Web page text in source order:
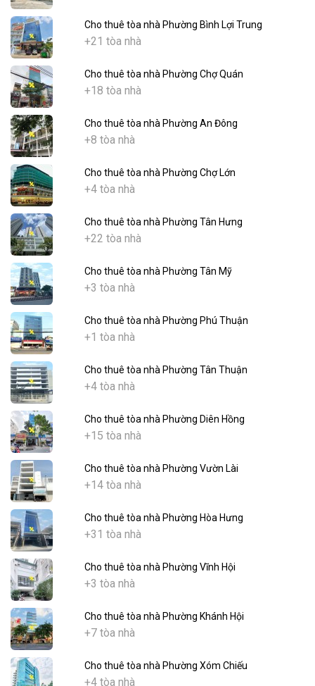
Cho thuê tòa nhà Phường Bình Lợi Trung
+21 tòa nhà
Cho thuê tòa nhà Phường Chợ Quán
+18 tòa nhà
Cho thuê tòa nhà Phường An Đông
+8 tòa nhà
Cho thuê tòa nhà Phường Chợ Lớn
+4 tòa nhà
Cho thuê tòa nhà Phường Tân Hưng
+22 tòa nhà
Cho thuê tòa nhà Phường Tân Mỹ
+3 tòa nhà
Cho thuê tòa nhà Phường Phú Thuận
+1 tòa nhà
Cho thuê tòa nhà Phường Tân Thuận
+4 tòa nhà
Cho thuê tòa nhà Phường Diên Hồng
+15 tòa nhà
Cho thuê tòa nhà Phường Vườn Lài
+14 tòa nhà
Cho thuê tòa nhà Phường Hòa Hưng
+31 tòa nhà
Cho thuê tòa nhà Phường Vĩnh Hội
+3 tòa nhà
Cho thuê tòa nhà Phường Khánh Hội
+7 tòa nhà
Cho thuê tòa nhà Phường Xóm Chiếu
+4 tòa nhà